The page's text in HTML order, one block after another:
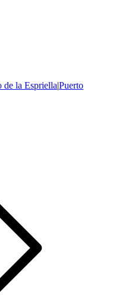
de la Espriella|Puerto